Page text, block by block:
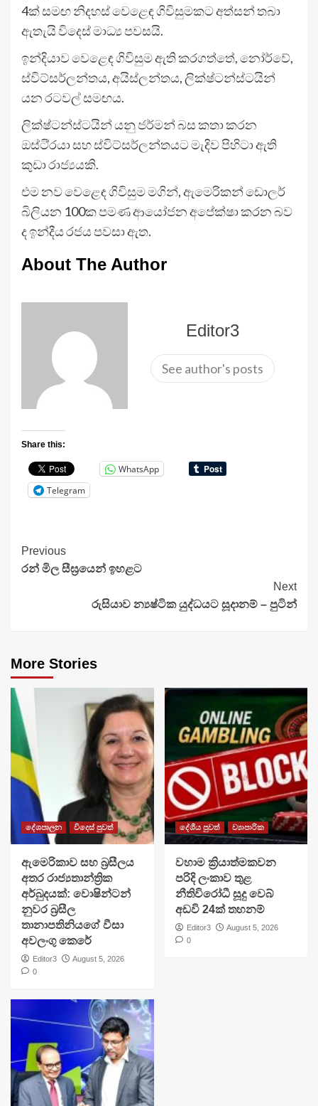
4ක් සමඟ නිදහස් වෙළෙඳ ගිවිසුමකට අත්සන් තබා
ඇතැයි විදෙස් මාධ්‍ය පවසයි.
ඉන්දියාව වෙළෙඳ ගිවිසුම ඇති කරගත්තේ, නෝර්වේ,
ස්විට්සර්ලන්තය, අයිස්ලන්තය, ලික්ෂ්ටන්ස්ටයින්
යන රටවල් සමඟය.
ලික්ෂ්ටන්ස්ටයින් යනු ජර්මන් බස කතා කරන
ඔස්ටි්‍රයා සහ ස්විට්සර්ලන්තයට මැදිව පිහිටා ඇති
කුඩා රාජ්‍යයකි.
එම නව වෙළෙඳ ගිවිසුම මගින්, ඇමෙරිකන් ඩොලර්
බිලියන 100ක පමණ ආයෝජන අපේක්ෂා කරන බව
ද ඉන්දීය රජය පවසා ඇත.
About The Author
Editor3
See author's posts
Share this:
WhatsApp
Telegram
Continue
Reading
Previous
රන් මිල සීඝ්‍රයෙන් ඉහළට
Next
රුසියාව න්‍යෂ්ටික යුද්ධයට සූදානම් – පුටින්
More Stories
දේශපාලන විදෙස් පුවත්
ඇමෙරිකාව සහ බ්‍රසීලය
අතර රාජ්‍යතාන්ත්‍රික
අර්බුදයක්: වොෂින්ටන්
නුවර බ්‍රසීල
තානාපතිනියගේ වීසා
අවලංගු කෙරේ
Editor3
August 5, 2026
0
දේශීය පුවත් ව්‍යාපාරික
වහාම ක්‍රියාත්මකවන
පරිදි ලංකාව තුළ
නීතිවිරෝධී සූදු වෙබ්
අඩවි 24ක් තහනම්
Editor3
August 5, 2026
0